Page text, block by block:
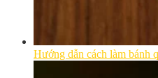
Hướng dẫn cách làm bánh